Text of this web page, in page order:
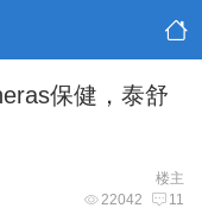
保健，泰舒
楼主
22042 11